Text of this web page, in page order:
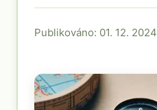
Publikováno: 01. 12. 2024